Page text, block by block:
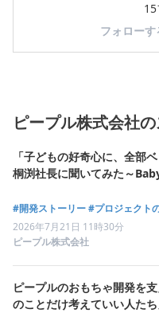
フォロー
ピープル株式会社
「子どもの好奇心に、全部
桐渕社長に聞いてみた～
#開発ストーリー#プロジェクト
2026年7月21日 11時30分
ピープル株式会社
ピープルのおもちゃ開発を
のことだけ考えていい人た